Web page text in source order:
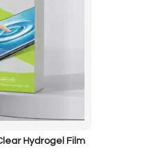
Hydrogel Film